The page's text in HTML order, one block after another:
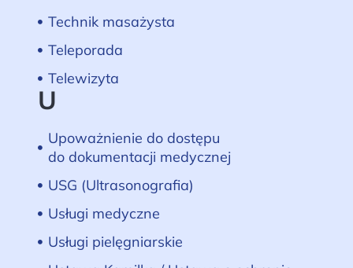
Technik masażysta
Teleporada
Telewizyta
U
Upoważnienie do dostępu
do dokumentacji medycznej
USG (Ultrasonografia)
Usługi medyczne
Usługi pielęgniarskie